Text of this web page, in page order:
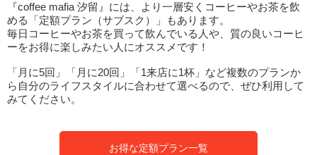
『coffee mafia 汐留』には、より一層安くコーヒーやお茶を飲
める「定額プラン（サブスク）」もあります。
毎日コーヒーやお茶を買って飲んでいる人や、質の良いコーヒ
ーをお得に楽しみたい人にオススメです！
「月に5回」「月に20回」「1来店に1杯」など複数のプランか
ら自分のライフスタイルに合わせて選べるので、ぜひ利用して
みてください。
お得な定額プラン一覧